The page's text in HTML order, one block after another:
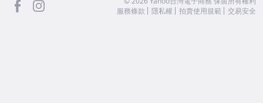
服務條款
隱私權 拍賣使用規範 交易安全